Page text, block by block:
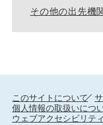
その他の出先機
このサイトについて
個人情報の取扱いにつ
ウェブアクセシビリティ